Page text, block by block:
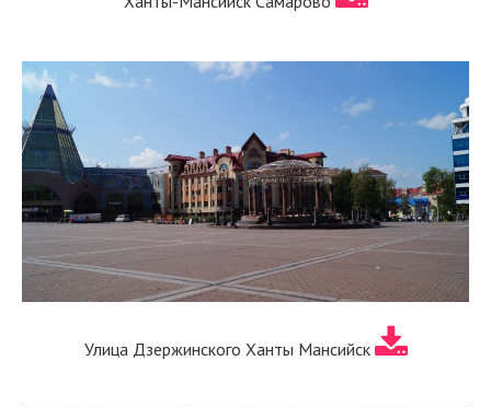
Улица Дзержинского Ханты Мансийск